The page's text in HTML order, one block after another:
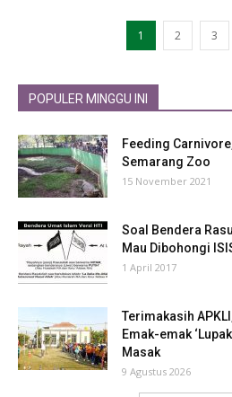
1 2 3
POPULER MINGGU INI
Feeding
Semarang Zoo
15 November 2021
Soal Bendera
Mau Dibohongi
1 April 2017
Terimakasih
Emak-emak
Masak
9 Agustus 2026